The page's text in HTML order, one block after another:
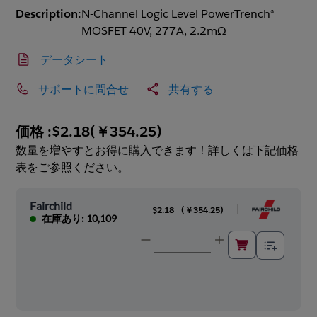
Description:N-Channel Logic Level PowerTrench®
MOSFET 40V, 277A, 2.2mΩ
データシート
サポートに問合せ 共有する
価格 :$2.18(￥354.25)
数量を増やすとお得に購入できます！詳しくは下記価格
表をご参照ください。
Fairchild
在庫あり: 10,109
$2.18 ( ￥354.25)